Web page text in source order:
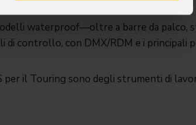
la manutenzione periodica.
waterproof—oltre a barre da palco,
controllo, con DMX/RDM e i principali
il Touring sono degli strumenti di